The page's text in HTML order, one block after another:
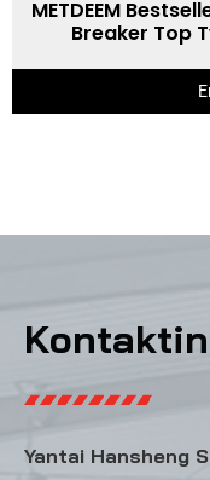
METDEEM
Breaker Top
Yantai Hansheng